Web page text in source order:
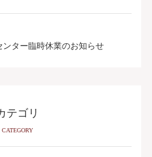
ター臨時休業のお知らせ
テゴリ
CATEGORY